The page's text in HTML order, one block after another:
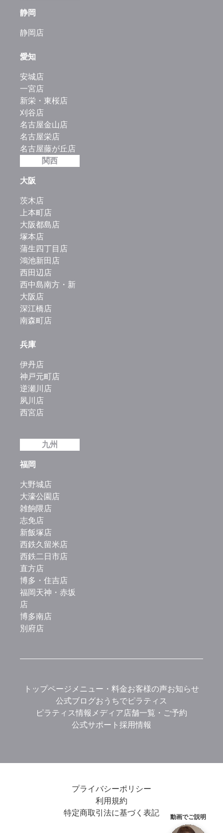
静岡
静岡店
愛知
安城店
一宮店
新栄・東桜店
刈谷店
名古屋金山店
名古屋栄店
名古屋藤が丘店
関西
大阪
茨木店
上本町店
大阪都島店
塚本店
蒲生四丁目店
鴻池新田店
西田辺店
西中島南方・新
大阪店
深江橋店
南森町店
兵庫
伊丹店
神戸元町店
逆瀬川店
夙川店
西宮店
九州
福岡
大野城店
大濠公園店
雑餉隈店
志免店
新飯塚店
西鉄久留米店
西鉄二日市店
直方店
博多・住吉店
福岡天神・赤坂
店
博多南店
別府店
トップページメニュー・料金お客様の声お知らせ
公式ブログおうちでピラティス
ピラティス情報メディア店舗一覧・ご予約
公式サポート 採用情報
プライバシーポリシー
利用規約
特定商取引法に基づく表記
動画でご説明